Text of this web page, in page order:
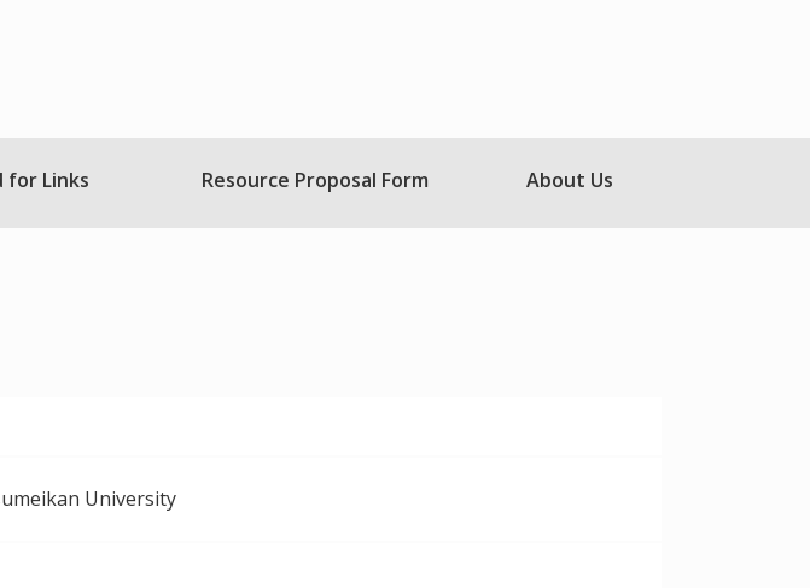
for Links Resource Proposal Form About Us
University